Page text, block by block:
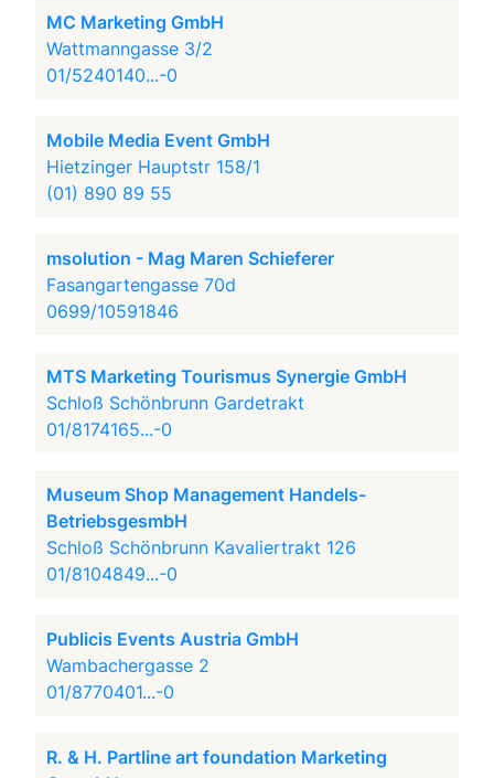
MC Marketing GmbH
Wattmanngasse 3/2
01/5240140...-0
Mobile Media Event GmbH
Hietzinger Hauptstr 158/1
(01) 890 89 55
msolution - Mag Maren Schieferer
Fasangartengasse 70d
0699/10591846
MTS Marketing Tourismus Synergie GmbH
Schloß Schönbrunn Gardetrakt
01/8174165...-0
Museum Shop Management Handels-
BetriebsgesmbH
Schloß Schönbrunn Kavaliertrakt 126
01/8104849...-0
Publicis Events Austria GmbH
Wambachergasse 2
01/8770401...-0
R. & H. Partline art foundation Marketing